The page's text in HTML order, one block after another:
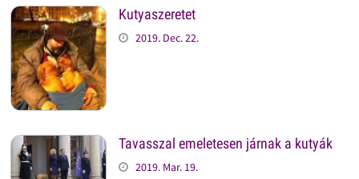
Kutyaszeretet
2019. Dec. 22.
Tavasszal emeletesen járnak a kutyák
2019. Mar. 19.